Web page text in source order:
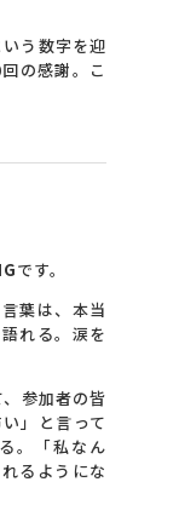
う数字を迎
の感謝。こ
です。
葉は、本当
れる。涙を
参加者の皆
」と言って
。「私なん
るようにな